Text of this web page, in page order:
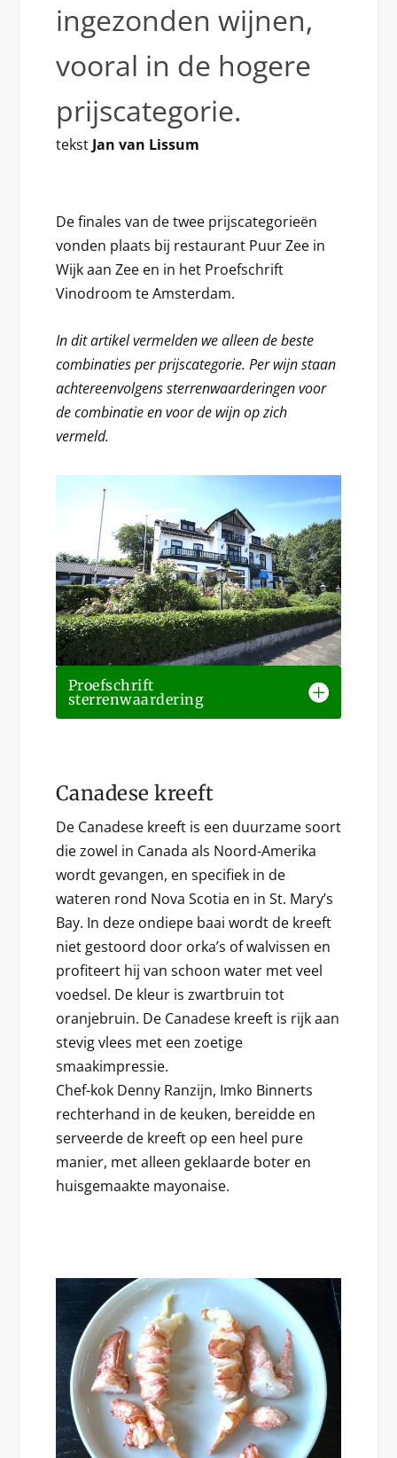
ingezonden wijnen,
vooral in de hogere
prijscategorie.
tekst Jan van Lissum
De finales van de twee prijscategorieën
vonden plaats bij restaurant Puur Zee in
Wijk aan Zee en in het Proefschrift
Vinodroom te Amsterdam.
In dit artikel vermelden we alleen de beste
combinaties per prijscategorie. Per wijn staan
achtereenvolgens sterrenwaarderingen voor
de combinatie en voor de wijn op zich
vermeld.
Proefschrift
sterrenwaardering
Canadese kreeft
De Canadese kreeft is een duurzame soort
die zowel in Canada als Noord-Amerika
wordt gevangen, en specifiek in de
wateren rond Nova Scotia en in St. Mary’s
Bay. In deze ondiepe baai wordt de kreeft
niet gestoord door orka’s of walvissen en
profiteert hij van schoon water met veel
voedsel. De kleur is zwartbruin tot
oranjebruin. De Canadese kreeft is rijk aan
stevig vlees met een zoetige
smaakimpressie.
Chef-kok Denny Ranzijn, Imko Binnerts
rechterhand in de keuken, bereidde en
serveerde de kreeft op een heel pure
manier, met alleen geklaarde boter en
huisgemaakte mayonaise.